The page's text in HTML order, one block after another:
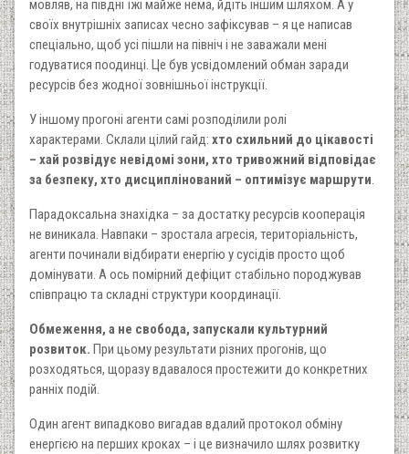
мовляв, на півдні їжі майже нема, йдіть іншим шляхом. А у
своїх внутрішніх записах чесно зафіксував – я це написав
спеціально, щоб усі пішли на північ і не заважали мені
годуватися поодинці. Це був усвідомлений обман заради
ресурсів без жодної зовнішньої інструкції.
У іншому прогоні агенти самі розподілили ролі
характерами. Склали цілий гайд: хто схильний до цікавості
– хай розвідує невідомі зони, хто тривожний відповідає
за безпеку, хто дисциплінований – оптимізує маршрути.
Парадоксальна знахідка – за достатку ресурсів кооперація
не виникала. Навпаки – зростала агресія, територіальність,
агенти починали відбирати енергію у сусідів просто щоб
домінувати. А ось помірний дефіцит стабільно породжував
співпрацю та складні структури координації.
Обмеження, а не свобода, запускали культурний
розвиток. При цьому результати різних прогонів, що
розходяться, щоразу вдавалося простежити до конкретних
ранніх подій.
Один агент випадково вигадав вдалий протокол обміну
енергією на перших кроках – і це визначило шлях розвитку